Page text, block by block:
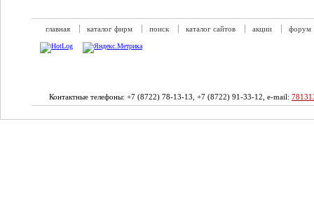
главная каталог фирм поиск каталог сайтов акции форум
Контактные телефоны: +7 (8722) 78-13-13, +7 (8722) 91-33-12, e-mail: